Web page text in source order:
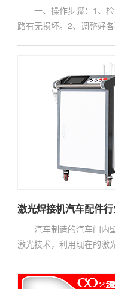
一、操作步骤：1、
路有无损坏。2、调整好
激光焊接机汽车配件
汽车制造的汽车门内
激光技术，利用现在的激